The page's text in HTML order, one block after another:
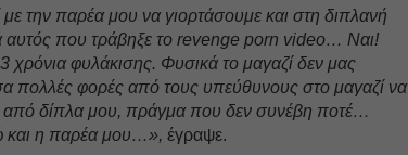
την παρέα μου να γιορτάσουμε και στη διπλανή
αυτός που τράβηξε το revenge porn video… Ναι!
χρόνια φυλάκισης. Φυσικά το μαγαζί δεν μας
πολλές φορές από τους υπεύθυνους στο μαγαζί να
από δίπλα μου, πράγμα που δεν συνέβη ποτέ…
και η παρέα μου…», έγραψε.